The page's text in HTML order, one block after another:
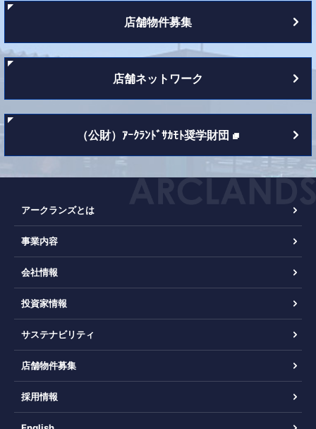
店舗物件募集
店舗ネットワーク
（公財）ｱｰｸﾗﾝﾄﾞｻｶﾓﾄ奨学財団
アークランズとは
事業内容
会社情報
投資家情報
サステナビリティ
店舗物件募集
採用情報